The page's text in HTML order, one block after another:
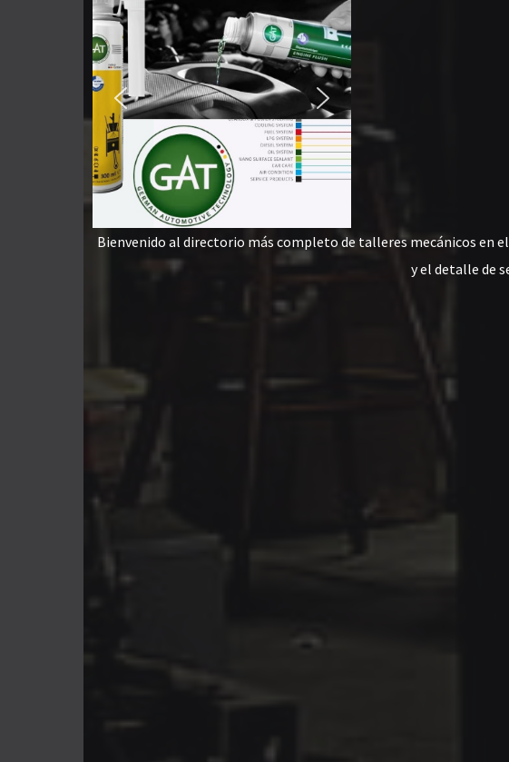
Bienvenido al directorio más completo de talleres mecánicos en
y el detalle de